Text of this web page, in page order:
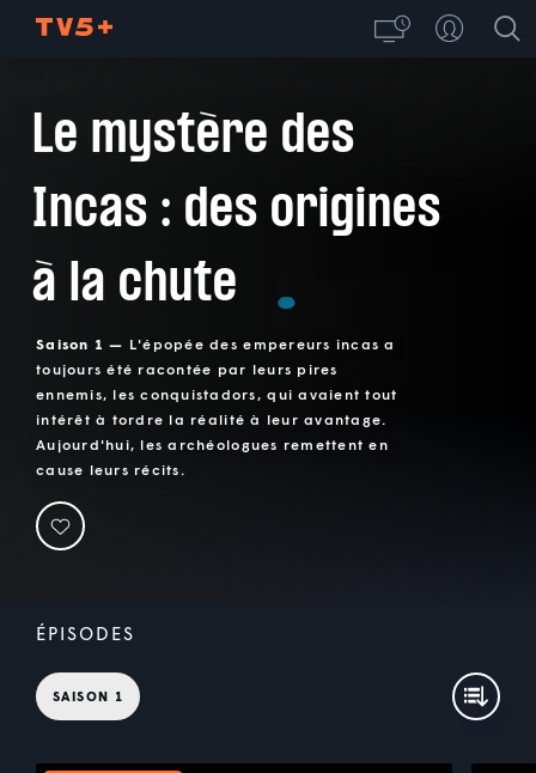
Le mystère des
Incas : des origines
à la chute
Saison 1 — L'épopée des empereurs incas a
toujours été racontée par leurs pires
ennemis, les conquistadors, qui avaient tout
intérêt à tordre la réalité à leur avantage.
Aujourd'hui, les archéologues remettent en
cause leurs récits.
ÉPISODES
SAISON 1